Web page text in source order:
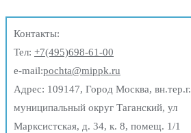
Контакты:
Тел: +7(495)698-61-00
e-mail:pochta@mippk.ru
Адрес: 109147, Город Москва, вн.тер.г.
муниципальный округ Таганский, ул
Марксистская, д. 34, к. 8, помещ. 1/1